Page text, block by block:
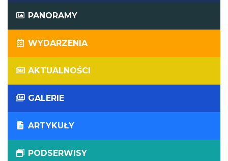
PANORAMY
WYDARZENIA
AKTUALNOŚCI
GALERIE
ARTYKUŁY
PODSERWISY